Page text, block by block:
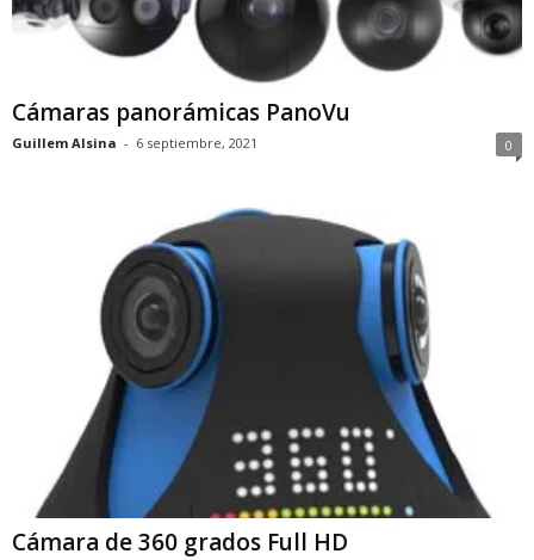
Cámaras panorámicas PanoVu
Guillem Alsina - 6 septiembre, 2021 0
Cámara de 360 grados Full HD